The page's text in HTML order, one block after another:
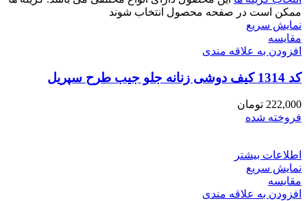
ممکن است در صفحه محصول انتخاب شوند
نمایش سریع
مقايسه
افزودن به علاقه مندی
کد 1314 کیف دوشی زنانه جلو جیب طرح سپریل
222,000 تومان
فروخته شده
اطلاعات بیشتر
نمایش سریع
مقايسه
افزودن به علاقه مندی